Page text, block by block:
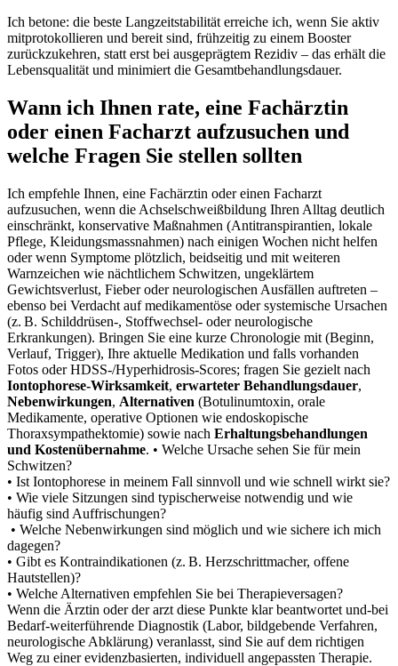
Ich ‌betone: die beste Langzeitstabilität erreiche ich,​ wenn Sie aktiv⁣
mitprotokollieren ‍und bereit‌ sind, frühzeitig ​zu einem Booster
zurückzukehren, statt erst​ bei ausgeprägtem Rezidiv – ‌das erhält die
Lebensqualität und minimiert die Gesamtbehandlungsdauer.
Wann ich Ihnen rate, eine Fachärztin
oder einen ​Facharzt aufzusuchen und
welche ⁣Fragen Sie stellen sollten
Ich empfehle Ihnen, eine Fachärztin‍ oder einen ‍Facharzt
aufzusuchen, wenn ‌die⁢ Achselschweißbildung Ihren Alltag ⁣deutlich
einschränkt, konservative Maßnahmen (Antitranspirantien, lokale
Pflege, Kleidungsmassnahmen) nach ‍einigen Wochen nicht helfen
oder wenn ⁣Symptome plötzlich, beidseitig und mit ⁤weiteren⁢
Warnzeichen wie nächtlichem Schwitzen, ⁣ungeklärtem
Gewichtsverlust, ⁣Fieber‌ oder neurologischen Ausfällen auftreten –
ebenso bei Verdacht auf medikamentöse oder ‌systemische Ursachen
‍(z. B. ⁤Schilddrüsen‑, Stoffwechsel‑ oder neurologische
Erkrankungen). Bringen Sie eine ‍kurze Chronologie mit (Beginn,
Verlauf, Trigger), ⁤Ihre ​aktuelle Medikation und falls vorhanden
⁤Fotos⁤ oder HDSS‑/Hyperhidrosis‑Scores; fragen Sie gezielt nach
Iontophorese‑Wirksamkeit, erwarteter Behandlungsdauer,
Nebenwirkungen,​ Alternativen (Botulinumtoxin, orale
Medikamente, operative‌ Optionen wie ⁤endoskopische
Thoraxsympathektomie) sowie nach Erhaltungsbehandlungen‌
und Kostenübernahme. • ⁣Welche Ursache sehen⁢ Sie für mein⁣
Schwitzen?
• Ist Iontophorese in ⁤meinem Fall ​sinnvoll und wie schnell wirkt sie?
• Wie viele ⁤Sitzungen sind typischerweise notwendig und‌ wie‌
häufig sind Auffrischungen?
‍ • Welche Nebenwirkungen sind ​möglich⁢ und wie sichere ⁢ich mich
dagegen?
‌• Gibt es Kontraindikationen (z. B. Herzschrittmacher, offene
⁤Hautstellen)?
• Welche Alternativen empfehlen Sie ‍bei Therapieversagen?
Wenn die Ärztin oder der arzt ‍diese Punkte klar beantwortet und-bei
Bedarf-weiterführende Diagnostik (Labor, ​bildgebende Verfahren,
neurologische Abklärung) ⁣veranlasst, sind‍ Sie ⁤auf dem richtigen
Weg zu einer evidenzbasierten, individuell ​angepassten Therapie.